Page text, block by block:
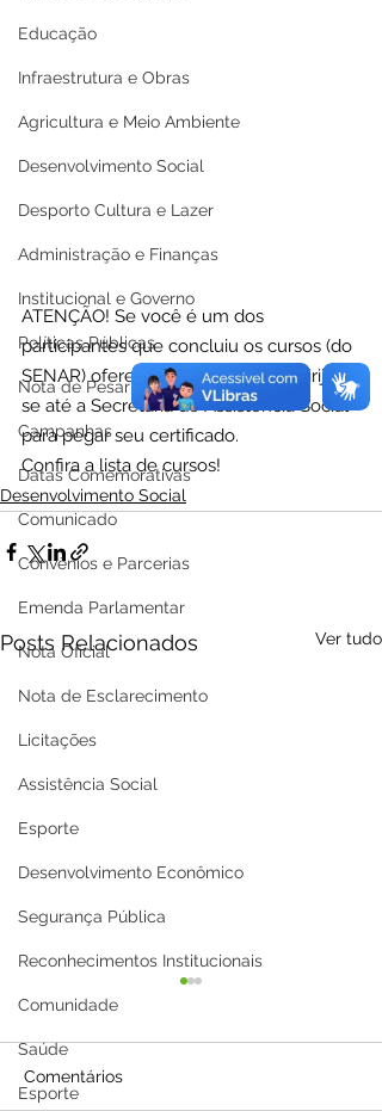
Educação
Infraestrutura e Obras
Agricultura e Meio Ambiente
Desenvolvimento Social
Desporto Cultura e Lazer
Administração e Finanças
Institucional e Governo
Políticas Públicas
Nota de Pesar
Campanhas
Datas Comemorativas
Comunicado
Convênios e Parcerias
Emenda Parlamentar
Nota Oficial
Nota de Esclarecimento
Licitações
Assistência Social
Esporte
Desenvolvimento Econômico
Segurança Pública
Reconhecimentos Institucionais
Comunidade
Saúde
Esporte
ATENÇÃO! Se você é um dos
participantes que concluiu os cursos (do
SENAR) oferecidos na zona rural, dirija-
se até a Secretaria de Assistência Social
para pegar seu certificado.
Confira a lista de cursos!
Desenvolvimento Social
Posts Relacionados Ver tudo
Comentários